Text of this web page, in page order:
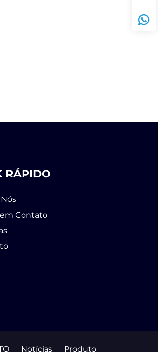
RÁPIDO
Contato
Notícias Produto